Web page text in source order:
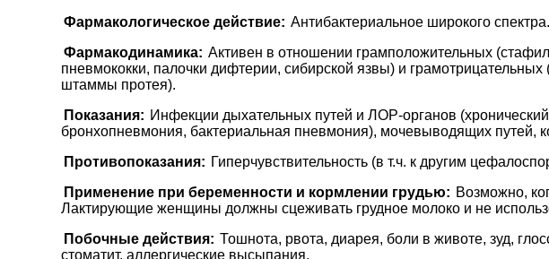
Фармакологическое действие: Антибактериальное широкого
Фармакодинамика: Активен в отношении грамположительных
пневмококки, палочки дифтерии, сибирской язвы) и
штаммы протея).
Показания: Инфекции дыхательных путей и ЛОР-органов (хронический
бронхопневмония, бактериальная пневмония), мочевыводящих путей,
Противопоказания: Гиперчувствительность (в т.ч. к другим
Применение при беременности и кормлении грудью: Возможно,
Лактирующие женщины должны сцеживать грудное молоко и не
Побочные действия: Тошнота, рвота, диарея, боли в животе, зуд,
стоматит, аллергические высыпания.